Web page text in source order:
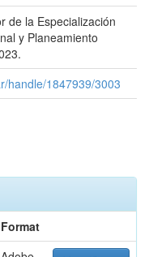
de la Especialización
y Planeamiento
handle/1847939/3003
Format